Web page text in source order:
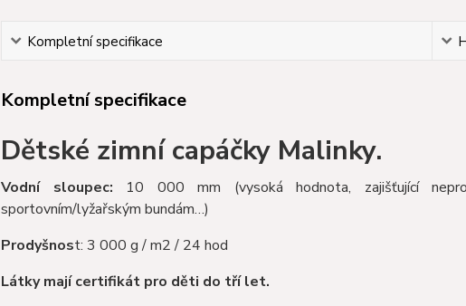
Kompletní specifikace
Kompletní specifikace
Dětské zimní capáčky Malinky.
Vodní sloupec: 10 000 mm (vysoká hodnota, zajišťující
sportovním/lyžařským bundám…)
Prodyšnost: 3 000 g / m2 / 24 hod
Látky mají certifikát pro děti do tří let.